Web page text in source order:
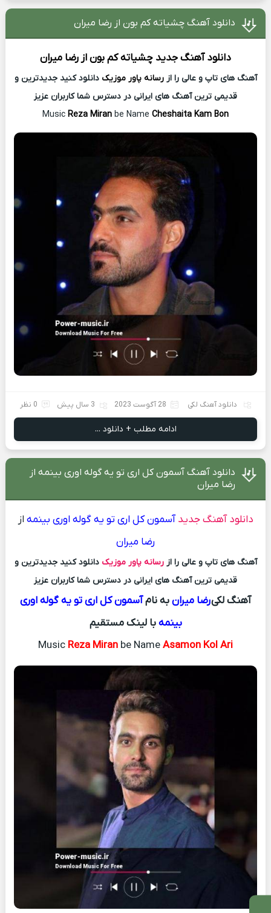
دانلود آهنگ چشیاته کم بون از رضا میران
دانلود آهنگ جدید چشیاته کم بون ازرضا میران
آهنگ های تاپ و عالی را از رسانه پاور موزیک دانلود کنید جدیدترین و
قدیمی ترین آهنگ های ایرانی در دسترس شما کاربران عزیز
Music Reza Miran be Name Cheshaita Kam Bon
دانلود آهنگ لکی 28 آگوست 2023 3 سال پیش 0 نظر
ادامه مطلب + دانلود ...
دانلود آهنگ آسمون کل اری تو یه گوله اوری بینمه از
رضا میران
دانلود آهنگ جدید آسمون کل اری تو یه گوله اوری بینمه از
رضا میران
آهنگ های تاپ و عالی را ازرسانه پاور موزیک دانلود کنید جدیدترین و
قدیمی ترین آهنگ های ایرانی در دسترس شما کاربران عزیز
آهنگ لکیرضا میرانبه نامآسمون کل اری تو یه گوله اوری
بینمهبا لینک مستقیم
Music Reza Miran be NameAsamon Kol Ari